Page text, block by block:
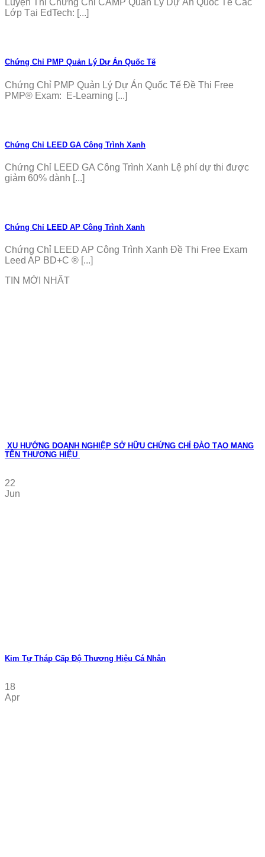
Luyện Thi Chứng Chỉ CAMP Quản Lý Dự Án Quốc Tế Các
Lớp Tại EdTech: [...]
Chứng Chỉ PMP Quản Lý Dự Án Quốc Tế
Chứng Chỉ PMP Quản Lý Dự Án Quốc Tế Đề Thi Free
PMP® Exam: E-Learning [...]
Chứng Chỉ LEED GA Công Trình Xanh
Chứng Chỉ LEED GA Công Trình Xanh Lệ phí dự thi được
giảm 60% dành [...]
Chứng Chỉ LEED AP Công Trình Xanh
Chứng Chỉ LEED AP Công Trình Xanh Đề Thi Free Exam
Leed AP BD+C ® [...]
TIN MỚI NHẤT
XU HƯỚNG DOANH NGHIỆP SỞ HỮU CHỨNG CHỈ ĐÀO TẠO MANG
TÊN THƯƠNG HIỆU
22
Jun
Kim Tự Tháp Cấp Độ Thương Hiệu Cá Nhân
18
Apr